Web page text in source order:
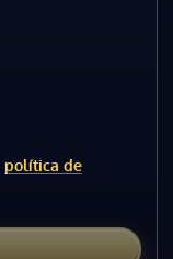
política de